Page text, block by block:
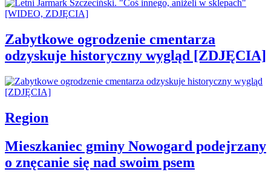
Zabytkowe ogrodzenie cmentarza
odzyskuje historyczny wygląd [ZDJĘCIA]
Region
Mieszkaniec gminy Nowogard podejrzany
o znęcanie się nad swoim psem